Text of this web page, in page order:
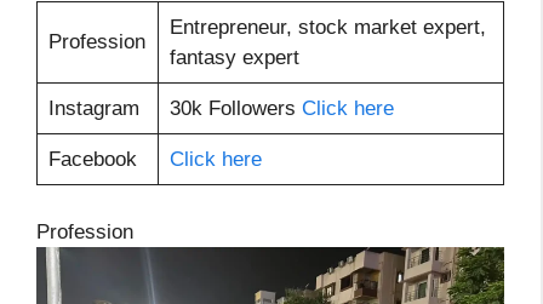
Profession
Entrepreneur, stock market expert,
fantasy expert
Instagram 30k Followers Click here
Facebook Click here
Profession